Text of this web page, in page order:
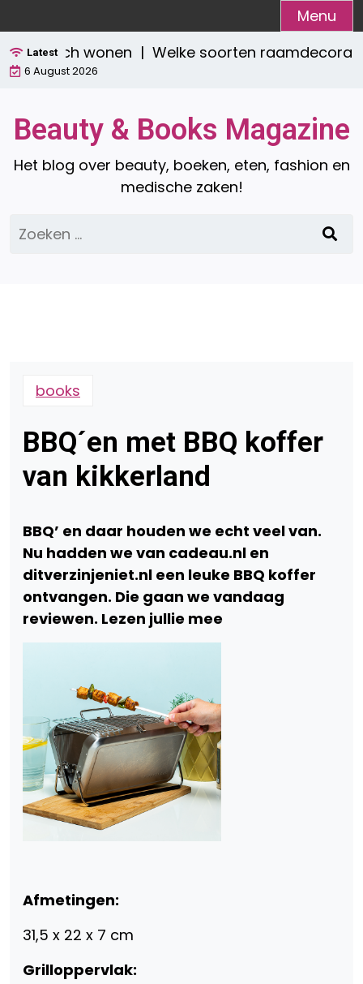
naar
de
inhoud
Menu
Latestwonen |Welke soorten raamdecoratie
6 August 2026
Beauty & Books Magazine
Het blog over beauty, boeken, eten, fashion en
medische zaken!
Zoeken
naar:
books
BBQ´en met BBQ koffer
van kikkerland
BBQ’ en daar houden we echt veel van.
Nu hadden we van cadeau.nl en
ditverzinjeniet.nl een leuke BBQ koffer
ontvangen. Die gaan we vandaag
reviewen. Lezen jullie mee
Afmetingen:
31,5 x 22 x 7 cm
Grilloppervlak: